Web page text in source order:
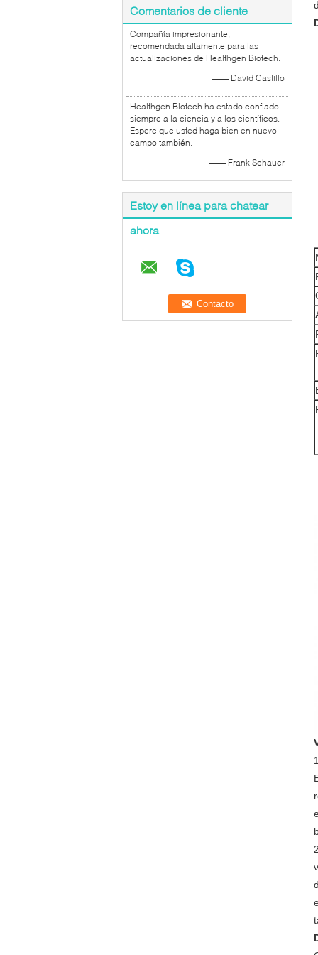
Comentarios de cliente
Compañía impresionante,
recomendada altamente para las
actualizaciones de Healthgen Biotech.
—— David Castillo
Healthgen Biotech ha estado confiado
siempre a la ciencia y a los científicos.
Espere que usted haga bien en nuevo
campo también.
—— Frank Schauer
Estoy en línea para chatear
ahora